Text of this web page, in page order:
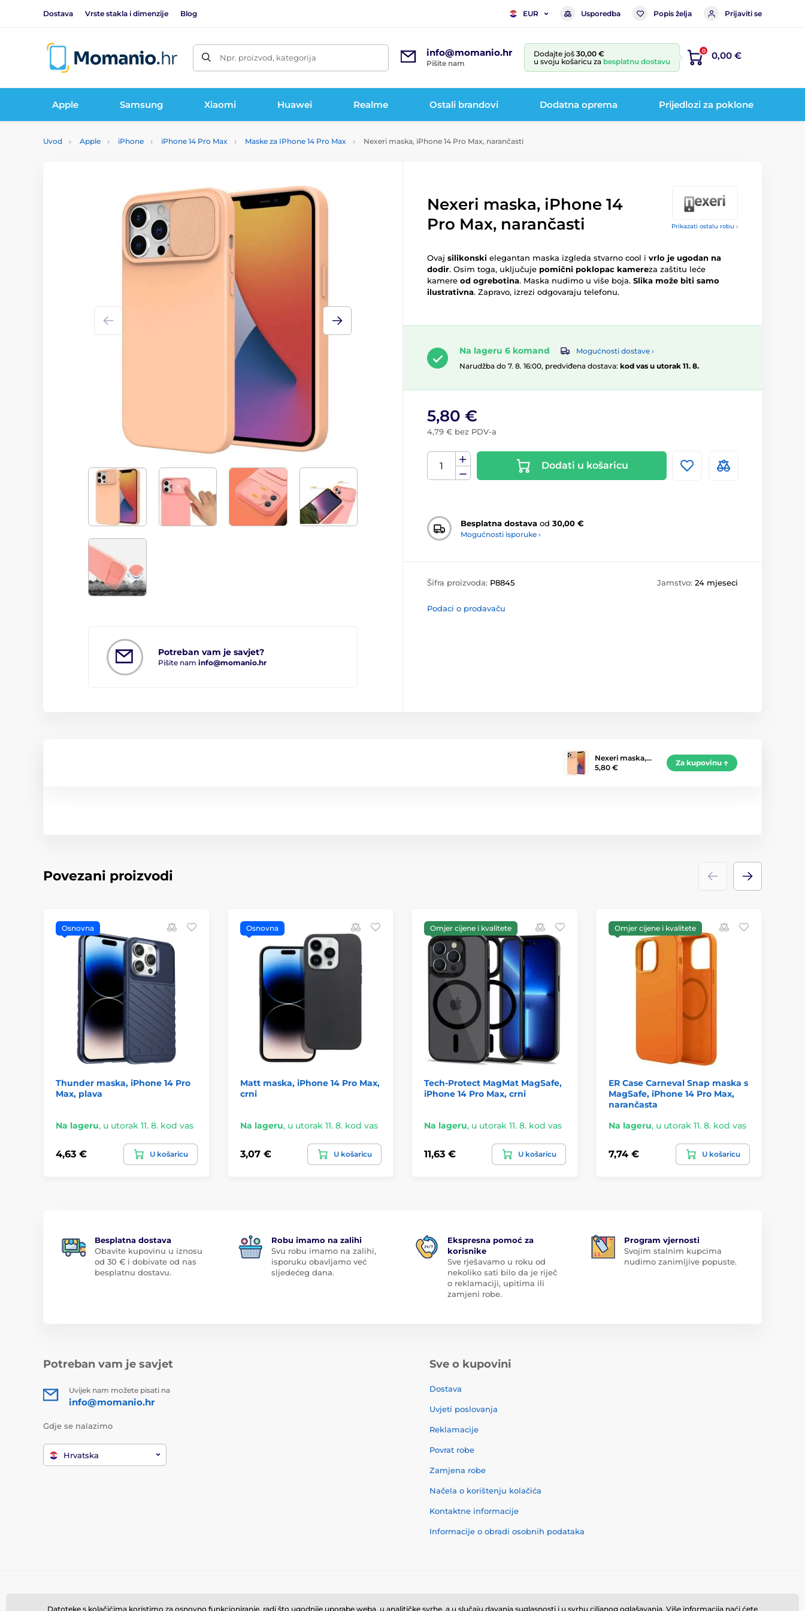
Dostava Vrste stakla i dimenzije Blog EUR Usporedba Popis želja Prijaviti se
Npr. proizvod, kategorija info@momanio.hr
Pišite nam
Dodajte još 30,00 €
u svoju košaricu za besplatnu dostavu
0 0,00 €
Apple Samsung Xiaomi Huawei Realme Ostali brandovi Dodatna oprema Prijedlozi za poklone
Uvod Apple iPhone iPhone 14 Pro Max Maske za IPhone 14 Pro Max Nexeri maska, iPhone 14 Pro Max, narančasti
Prikazati ostalu robu ›
Potreban vam je savjet?
Pišite nam info@momanio.hr
Nexeri maska, iPhone 14
Pro Max, narančasti
Ovaj silikonski elegantan maska izgleda stvarno cool i vrlo je ugodan na
dodir. Osim toga, uključuje pomični poklopac kamereza zaštitu leće
kamere od ogrebotina. Maska nudimo u više boja. Slika može biti samo
ilustrativna. Zapravo, izrezi odgovaraju telefonu.
Na lageru 6 komand
Mogućnosti dostave ›
Narudžba do 7. 8. 16:00, predviđena dostava: kod vas u utorak 11. 8.
5,80 €
4,79 € bez PDV-a
Dodati u košaricu
Besplatna dostava od 30,00 €
Mogućnosti isporuke ›
Šifra proizvoda: P8845 Jamstvo: 24 mjeseci
Podaci o prodavaču
Nexeri maska,…
5,80 €
Za kupovinu
Povezani proizvodi
Osnovna
Thunder maska, iPhone 14 Pro
Max, plava
Na lageru, u utorak 11. 8. kod vas
4,63 € U košaricu
Osnovna
Matt maska, iPhone 14 Pro Max,
crni
Na lageru, u utorak 11. 8. kod vas
3,07 € U košaricu
Omjer cijene i kvalitete
Tech-Protect MagMat MagSafe,
iPhone 14 Pro Max, crni
Na lageru, u utorak 11. 8. kod vas
11,63 € U košaricu
Omjer cijene i kvalitete
ER Case Carneval Snap maska s
MagSafe, iPhone 14 Pro Max,
narančasta
Na lageru, u utorak 11. 8. kod vas
7,74 € U košaricu
Besplatna dostava
Obavite kupovinu u iznosu
od 30 € i dobivate od nas
besplatnu dostavu.
Robu imamo na zalihi
Svu robu imamo na zalihi,
isporuku obavljamo već
sljedećeg dana.
Ekspresna pomoć za
korisnike
Sve rješavamo u roku od
nekoliko sati bilo da je riječ
o reklamaciji, upitima ili
zamjeni robe.
Program vjernosti
Svojim stalnim kupcima
nudimo zanimljive popuste.
Potreban vam je savjet
Uvijek nam možete pisati na
info@momanio.hr
Gdje se nalazimo
Hrvatska
Sve o kupovini
Dostava
Uvjeti poslovanja
Reklamacije
Povrat robe
Zamjena robe
Načela o korištenju kolačića
Kontaktne informacije
Informacije o obradi osobnih podataka
Datoteke s kolačićima koristimo za osnovno funkcioniranje, radi što ugodnije uporabe weba, u analitičke svrhe, a u slučaju davanja suglasnosti i u svrhu ciljanog oglašavanja. Više informacija naći ćete